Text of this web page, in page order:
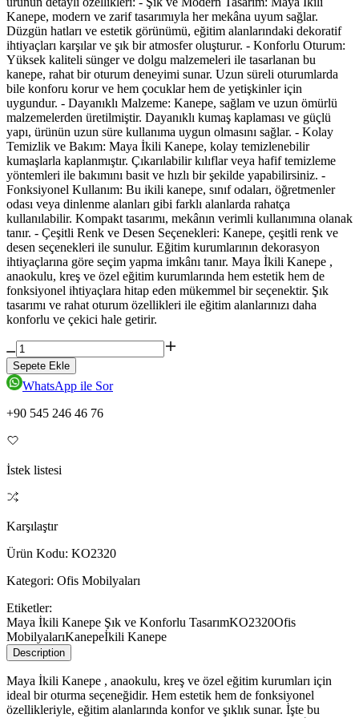
Kanepe, modern ve zarif tasarımıyla her mekâna uyum sağlar.
Düzgün hatları ve estetik görünümü, eğitim alanlarındaki dekoratif
ihtiyaçları karşılar ve şık bir atmosfer oluşturur. - Konforlu Oturum:
Yüksek kaliteli sünger ve dolgu malzemeleri ile tasarlanan bu
kanepe, rahat bir oturum deneyimi sunar. Uzun süreli oturumlarda
bile konforu korur ve hem çocuklar hem de yetişkinler için
uygundur. - Dayanıklı Malzeme: Kanepe, sağlam ve uzun ömürlü
malzemelerden üretilmiştir. Dayanıklı kumaş kaplaması ve güçlü
yapı, ürünün uzun süre kullanıma uygun olmasını sağlar. - Kolay
Temizlik ve Bakım: Maya İkili Kanepe, kolay temizlenebilir
kumaşlarla kaplanmıştır. Çıkarılabilir kılıflar veya hafif temizleme
yöntemleri ile bakımını basit ve hızlı bir şekilde yapabilirsiniz. -
Fonksiyonel Kullanım: Bu ikili kanepe, sınıf odaları, öğretmenler
odası veya dinlenme alanları gibi farklı alanlarda rahatça
kullanılabilir. Kompakt tasarımı, mekânın verimli kullanımına olanak
tanır. - Çeşitli Renk ve Desen Seçenekleri: Kanepe, çeşitli renk ve
desen seçenekleri ile sunulur. Eğitim kurumlarının dekorasyon
ihtiyaçlarına göre seçim yapma imkânı tanır. Maya İkili Kanepe ,
anaokulu, kreş ve özel eğitim kurumlarında hem estetik hem de
fonksiyonel ihtiyaçlara hitap eden mükemmel bir seçenektir. Şık
tasarımı ve rahat oturum özellikleri ile eğitim alanlarınızı daha
konforlu ve çekici hale getirir.
Sepete Ekle
WhatsApp ile Sor
+90 545 246 46 76
İstek listesi
Karşılaştır
Ürün Kodu: KO2320
Kategori: Ofis Mobilyaları
Etiketler:
Maya İkili Kanepe Şık ve Konforlu TasarımKO2320Ofis
MobilyalarıKanepeİkili Kanepe
Description
Maya İkili Kanepe , anaokulu, kreş ve özel eğitim kurumları için
ideal bir oturma seçeneğidir. Hem estetik hem de fonksiyonel
özellikleriyle, eğitim alanlarında konfor ve şıklık sunar. İşte bu